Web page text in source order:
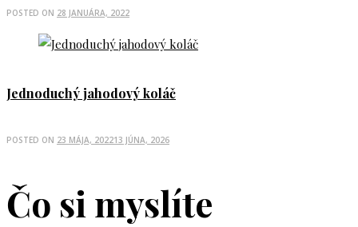
POSTED ON 28 JANUÁRA, 2022
Jednoduchý jahodový koláč
POSTED ON 23 MÁJA, 202213 JÚNA, 2026
Čo si myslíte